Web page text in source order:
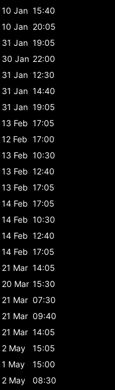
10 Jan 15:40
10 Jan 20:05
31 Jan 19:05
30 Jan 22:00
31 Jan 12:30
31 Jan 14:40
31 Jan 19:05
13 Feb 17:05
12 Feb 17:00
13 Feb 10:30
13 Feb 12:40
13 Feb 17:05
14 Feb 17:05
14 Feb 10:30
14 Feb 12:40
14 Feb 17:05
21 Mar 14:05
20 Mar 15:30
21 Mar 07:30
21 Mar 09:40
21 Mar 14:05
2 May
15:05
1 May
15:00
2 May
08:30